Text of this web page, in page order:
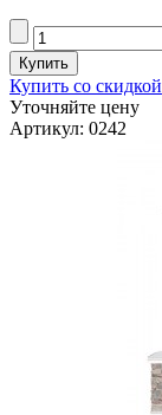
Купить со скидкой
Уточняйте цену
Артикул: 0242